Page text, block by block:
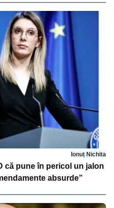
Ionuț Nichita
că pune în pericol un jalon
absurde”